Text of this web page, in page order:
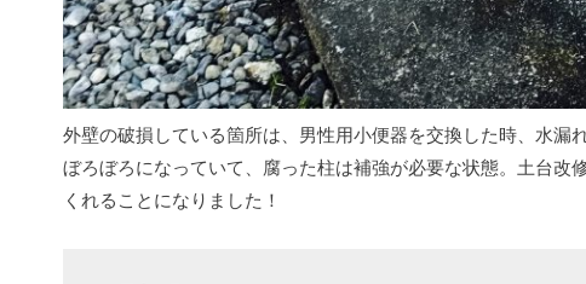
外壁の破損している箇所は、男性用小便器を交換した時、水
ぼろぼろになっていて、腐った柱は補強が必要な状態。土台
くれることになりました！